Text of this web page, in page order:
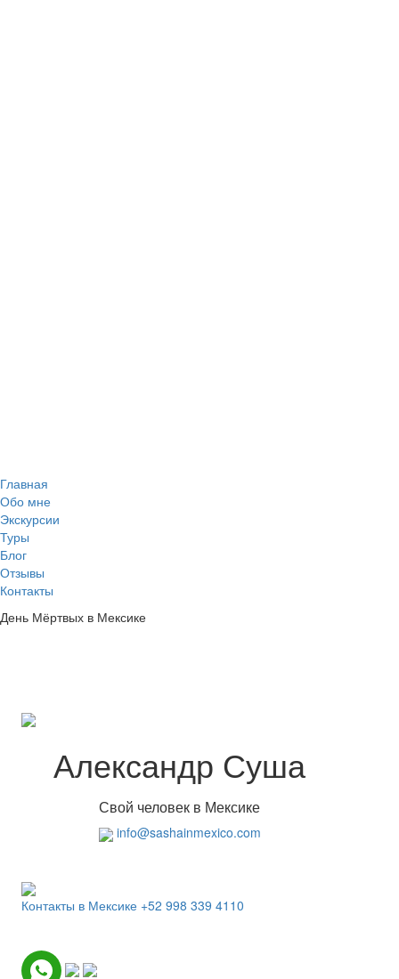
Главная
Обо мне
Экскурсии
Туры
Блог
Отзывы
Контакты
День Мёртвых в Мексике
Александр Суша
Свой человек в Мексике
info@sashainmexico.com
Контакты в Мексике +52 998 339 4110